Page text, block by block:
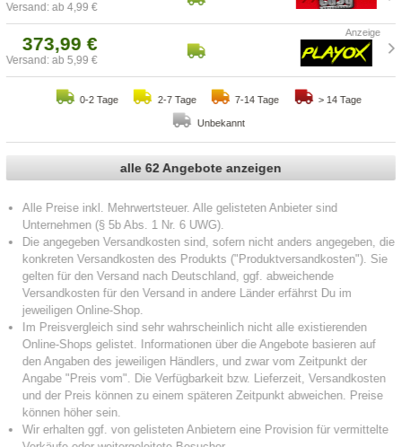
Versand: ab 4,99 €
373,99 €
Versand: ab 5,99 €
0-2 Tage 2-7 Tage 7-14 Tage > 14 Tage
Unbekannt
alle 62 Angebote anzeigen